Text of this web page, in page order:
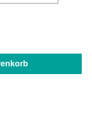
Wert ein